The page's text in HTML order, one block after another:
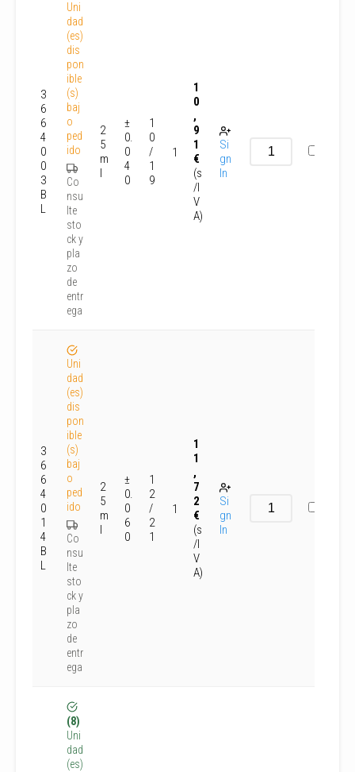
3
6
6
4
0
0
3
B
L
Uni
dad
(es)
dis
pon
ible
(s)
baj
o
ped
ido
Co
nsu
lte
sto
ck y
pla
zo
de
entr
ega
2
5
m
l
±
0.
0
4
0
1
0
/
1
9
1
1
0
,
9
1
€
(s
/I
V
A)
Si
gn
In
3
6
6
4
0
1
4
B
L
Uni
dad
(es)
dis
pon
ible
(s)
baj
o
ped
ido
Co
nsu
lte
sto
ck y
pla
zo
de
entr
ega
2
5
m
l
±
0.
0
6
0
1
2
/
2
1
1
1
1
,
7
2
€
(s
/I
V
A)
Si
gn
In
(8)
Uni
dad
(es)